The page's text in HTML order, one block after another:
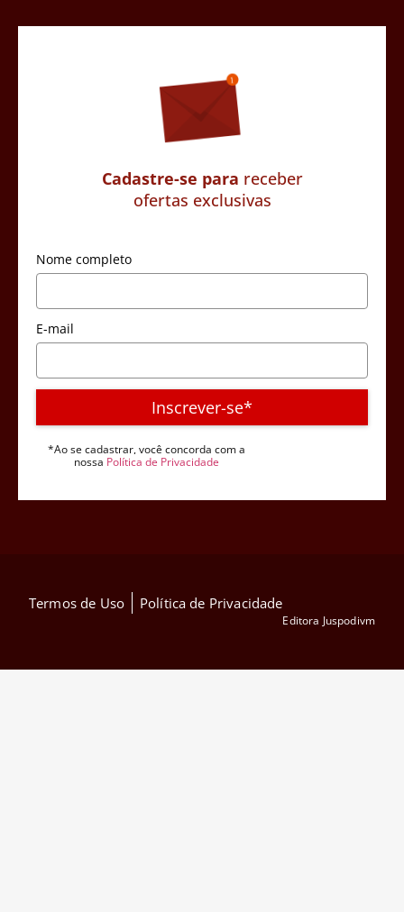
Cadastre-se para receber
ofertas exclusivas
Nome completo
E-mail
Inscrever-se*
*Ao se cadastrar, você concorda com a
nossa Política de Privacidade
Termos de Uso Política de Privacidade
Editora Juspodivm